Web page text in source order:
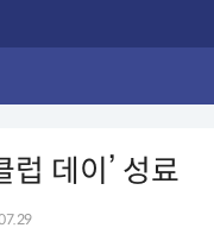
럽 데이’ 성료